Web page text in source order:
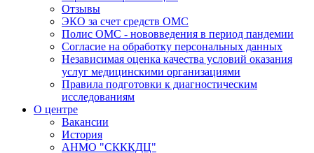
Отзывы
ЭКО за счет средств ОМС
Полис ОМС - нововведения в период пандемии
Согласие на обработку персональных данных
Независимая оценка качества условий оказания
услуг медицинскими организациями
Правила подготовки к диагностическим
исследованиям
О центре
Вакансии
История
АНМО "СКККДЦ"